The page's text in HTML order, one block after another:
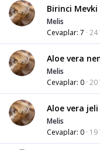
Birinci Mevki
Melis
Cevaplar 7 24
Aloe vera
Melis
Cevaplar 0 20
Aloe vera
Melis
Cevaplar 0 19